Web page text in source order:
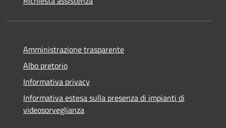
Amministrazione trasparente
Albo pretorio
Informativa privacy
Informativa estesa sulla presenza di impianti di
videosorveglianza